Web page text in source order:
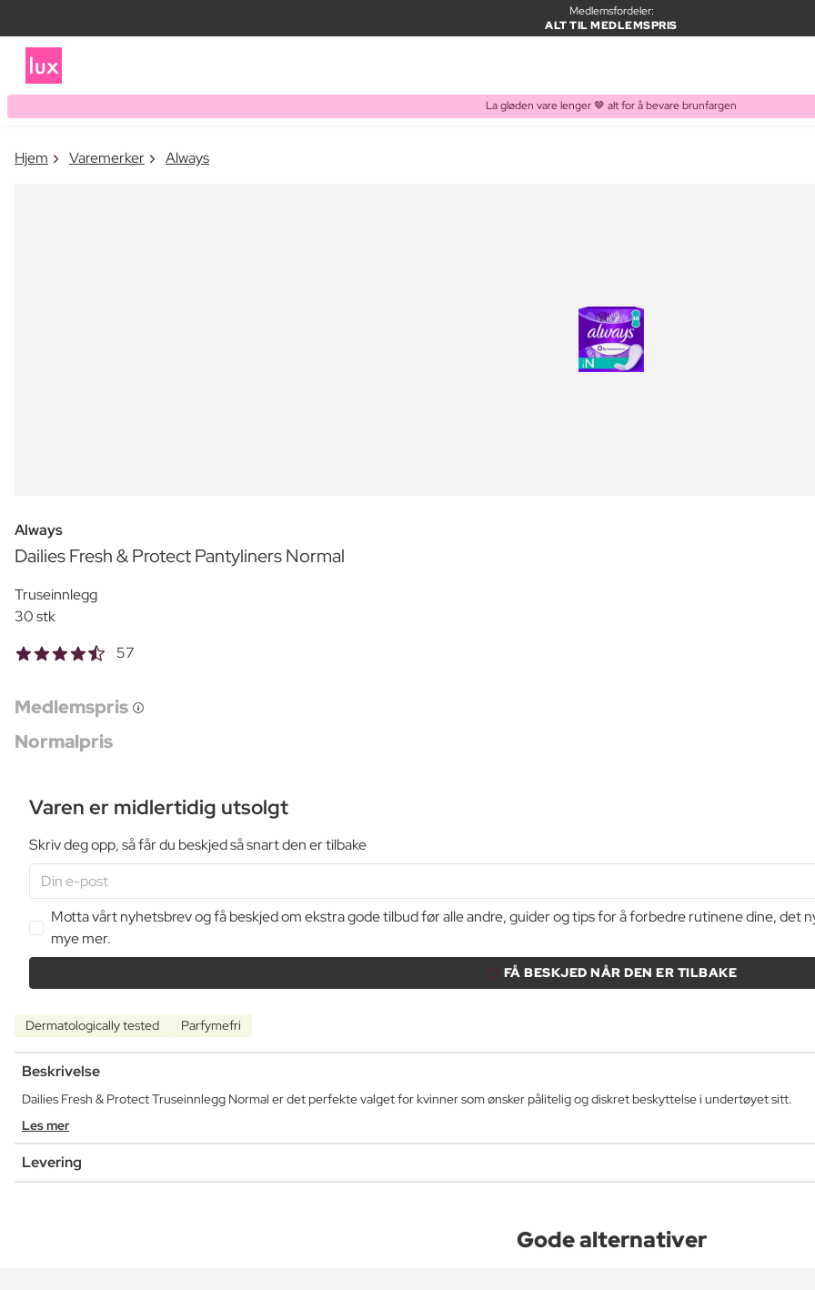
Medlemsfordeler:
ALT TIL MEDLEMSPRIS
La gløden vare lenger 🤎 alt for å bevare brunfargen
Hjem Varemerker Always
Always
Dailies Fresh & Protect Pantyliners Normal
Truseinnlegg
30 stk
57
Medlemspris
Normalpris
Varen er midlertidig utsolgt
Skriv deg opp, så får du beskjed så snart den er tilbake
Motta vårt nyhetsbrev og få beskjed om ekstra gode tilbud før alle andre, guider og tips for å forbedre rutinene dine, det
mye mer.
FÅ BESKJED NÅR DEN ER TILBAKE
Dermatologically tested Parfymefri
Beskrivelse
Dailies Fresh & Protect Truseinnlegg Normal er det perfekte valget for kvinner som ønsker pålitelig og diskret beskyttelse i undertøyet sitt.
Les mer
Levering
Gode alternativer